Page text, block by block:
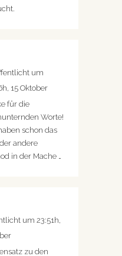
um
15 Oktober
für die
Worte!
schon das
andere
in der Mache …
um 23:51h,
zu den